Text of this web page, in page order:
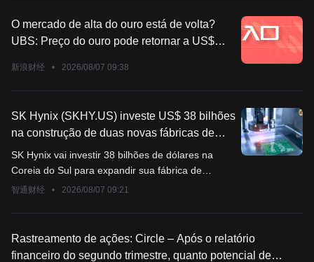
para pelo menos dois dígitos intermediários
O mercado de alta do ouro está de volta?
UBS: Preço do ouro pode retornar a US$
新浪财经 • 2026/08/07 09:38
SK Hynix (SKHY.US) investe US$ 38 bilhões
na construção de duas novas fábricas de
wafers, expansão gradual da capacidade de
armazenamento de IA
SK Hynix vai investir 38 bilhões de dólares na
Coreia do Sul para expandir sua fábrica de
fabricação de chips.
智通财经 • 2026/08/07 09:21
Rastreamento de ações: Circle – Após o relatório
financeiro do segundo trimestre, quanto potencial de